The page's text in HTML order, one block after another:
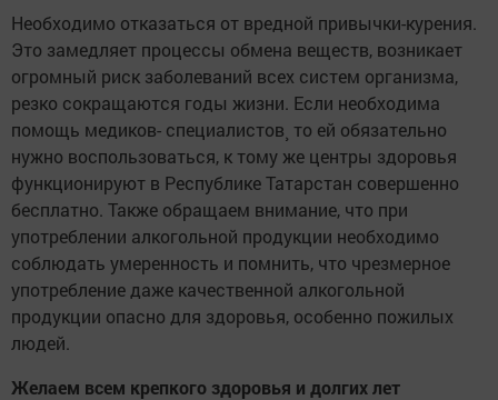
Необходимо отказаться от вредной привычки-курения.
Это замедляет процессы обмена веществ, возникает
огромный риск заболеваний всех систем организма,
резко сокращаются годы жизни. Если необходима
помощь медиков- специалистов¸ то ей обязательно
нужно воспользоваться, к тому же центры здоровья
функционируют в Республике Татарстан совершенно
бесплатно. Также обращаем внимание, что при
употреблении алкогольной продукции необходимо
соблюдать умеренность и помнить, что чрезмерное
употребление даже качественной алкогольной
продукции опасно для здоровья, особенно пожилых
людей.
Желаем всем крепкого здоровья и долгихлет